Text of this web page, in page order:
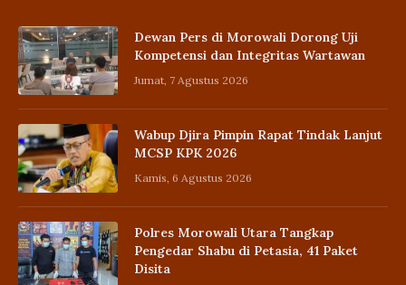
Dewan Pers di Morowali Dorong Uji
Kompetensi dan Integritas Wartawan
Jumat, 7 Agustus 2026
Wabup Djira Pimpin Rapat Tindak Lanjut
MCSP KPK 2026
Kamis, 6 Agustus 2026
Polres Morowali Utara Tangkap
Pengedar Shabu di Petasia, 41 Paket
Disita